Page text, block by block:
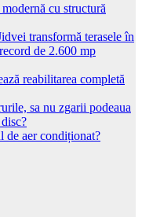
cu structură
transformă terasele în
de 2.600 mp
reabilitarea completă
sa nu zgarii podeaua
de aer condiționat?